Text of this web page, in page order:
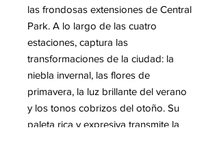
las frondosas extensiones de Central
Park. A lo largo de las cuatro
estaciones, captura las
transformaciones de la ciudad: la
niebla invernal, las flores de
primavera, la luz brillante del verano
y los tonos cobrizos del otoño. Su
paleta rica y expresiva transmite la